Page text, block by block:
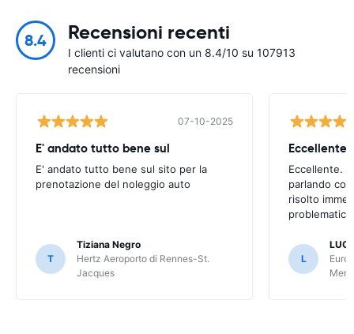
8.4 Recensioni recenti
I clienti ci valutano con un 8.4/10 su 107913
recensioni
07-10-2025
E' andato tutto bene sul
E' andato tutto bene sul sito per la
prenotazione del noleggio auto
T
Tiziana Negro
Hertz Aeroporto di Rennes-St.
Jacques
Eccellente.
parlando
risolto
L